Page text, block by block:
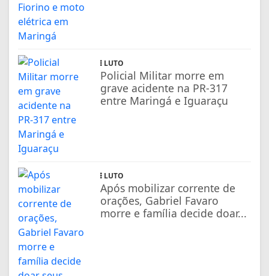
LUTO
Policial Militar morre em
grave acidente na PR-317
entre Maringá e Iguaraçu
LUTO
Após mobilizar corrente de
orações, Gabriel Favaro
morre e família decide doar...